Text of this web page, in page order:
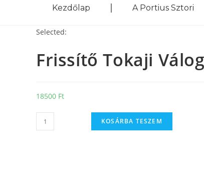
Kezdőlap A Portius Sztori
Selected:
Frissítő Tokaji
18500 Ft
KOSÁRBA TESZEM